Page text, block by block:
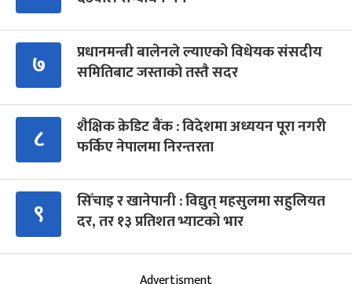
७
प्रधानमन्त्री बालेनले ल्याएको विधेयक संसदीय
समितिबाट जस्ताको तस्तै सदर
८
शैक्षिक क्रेडिट बैंक : विदेशमा अध्ययन पूरा नगरी
फर्किए नेपालमा निरन्तरता
९
सिँचाइ र खानेपानी : विद्युत् महसुलमा सहुलियत
दर, तर १३ प्रतिशत भ्याटको भार